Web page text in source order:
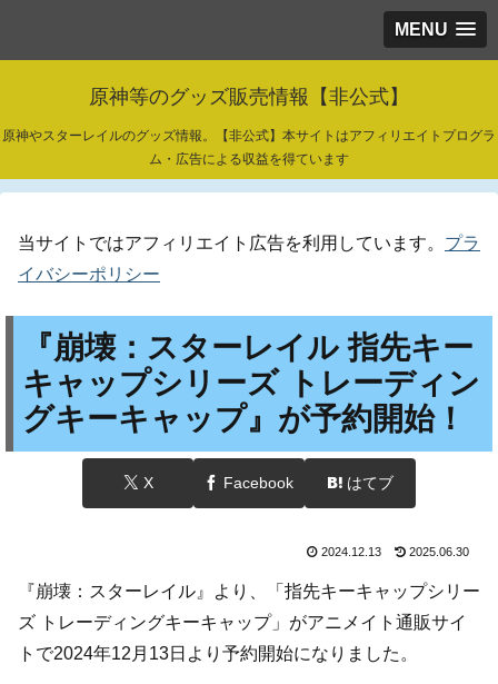
MENU
原神等のグッズ販売情報【非公式】
原神やスターレイルのグッズ情報。【非公式】本サイトはアフィリエイトプログラ
ム・広告による収益を得ています
当サイトではアフィリエイト広告を利用しています。 プラ
イバシーポリシー
『崩壊：スターレイル 指先キー
キャップシリーズ トレーディン
グキーキャップ』が予約開始！
X Facebook はてブ
2024.12.13 2025.06.30
『崩壊：スターレイル』より、「指先キーキャップシリー
ズ トレーディングキーキャップ」がアニメイト通販サイ
トで2024年12月13日より予約開始になりました。